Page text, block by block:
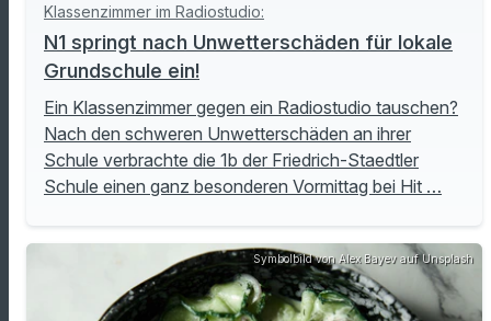
Klassenzimmer im Radiostudio:
N1 springt nach Unwetterschäden für lokale
Grundschule ein!
Ein Klassenzimmer gegen ein Radiostudio tauschen?
Nach den schweren Unwetterschäden an ihrer
Schule verbrachte die 1b der Friedrich-Staedtler
Schule einen ganz besonderen Vormittag bei Hit …
Symbolbild von Alex Bayev auf Unsplash